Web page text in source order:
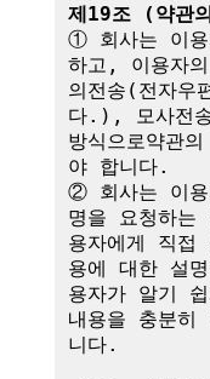
제19조 (약관
① 회사는 이용
하고, 이용자
의전송(전자우
다.), 모사전
방식으로약관
야 합니다.
② 회사는 이용
명을 요청하는
용자에게 직접
용에 대한 설
용자가 알기
내용을 충분
니다.